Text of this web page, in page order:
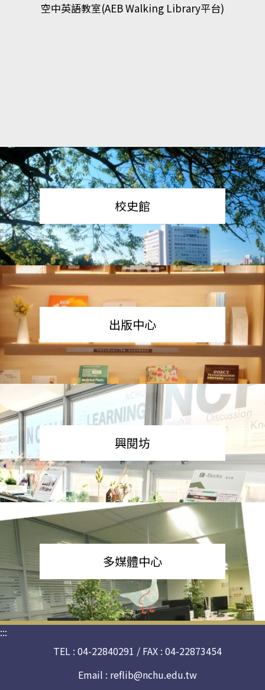
網管人(kono平台)
校史館
出版中心
興閱坊
多媒體中心
:::
TEL : 04-22840291 / FAX : 04-22873454
Email : reflib@nchu.edu.tw